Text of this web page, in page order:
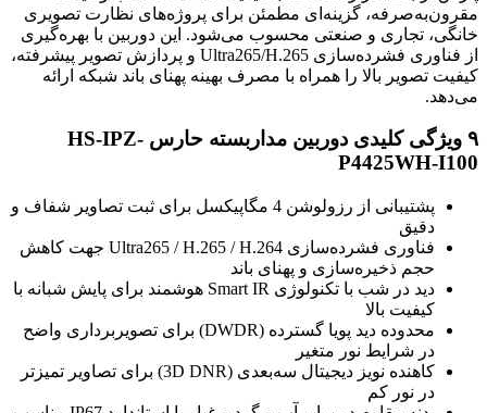
مقرون‌به‌صرفه، گزینه‌ای مطمئن برای پروژه‌های نظارت تصویری
خانگی، تجاری و صنعتی محسوب می‌شود. این دوربین با بهره‌گیری
از فناوری فشرده‌سازی Ultra265/H.265 و پردازش تصویر پیشرفته،
کیفیت تصویر بالا را همراه با مصرف بهینه پهنای باند شبکه ارائه
می‌دهد.
۹ ویژگی کلیدی دوربین مداربسته حارس HS-IPZ-
P4425WH-I100
پشتیبانی از رزولوشن 4 مگاپیکسل برای ثبت تصاویر شفاف و
دقیق
فناوری فشرده‌سازی Ultra265 / H.265 / H.264 جهت کاهش
حجم ذخیره‌سازی و پهنای باند
دید در شب با تکنولوژی Smart IR هوشمند برای پایش شبانه با
کیفیت بالا
محدوده دید پویا گسترده (DWDR) برای تصویربرداری واضح
در شرایط نور متغیر
کاهنده نویز دیجیتال سه‌بعدی (3D DNR) برای تصاویر تمیزتر
در نور کم